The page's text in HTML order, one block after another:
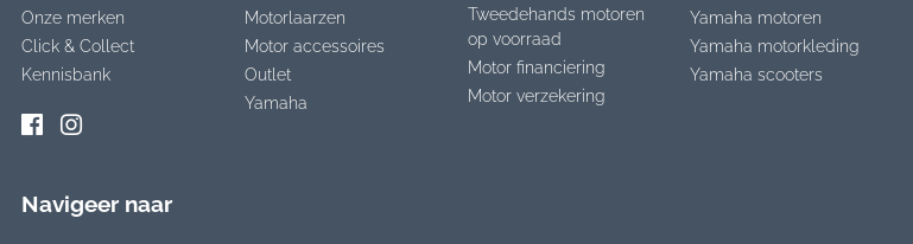
Onze merken
Click & Collect
Kennisbank
Motorlaarzen
Motor accessoires
Outlet
Yamaha
Tweedehands motoren
op voorraad
Motor financiering
Motor verzekering
Yamaha motoren
Yamaha motorkleding
Yamaha scooters
Navigeer naar